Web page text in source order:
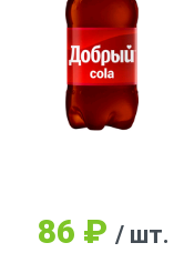
86 ₽ / шт.